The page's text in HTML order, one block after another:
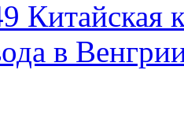
Китайская
в